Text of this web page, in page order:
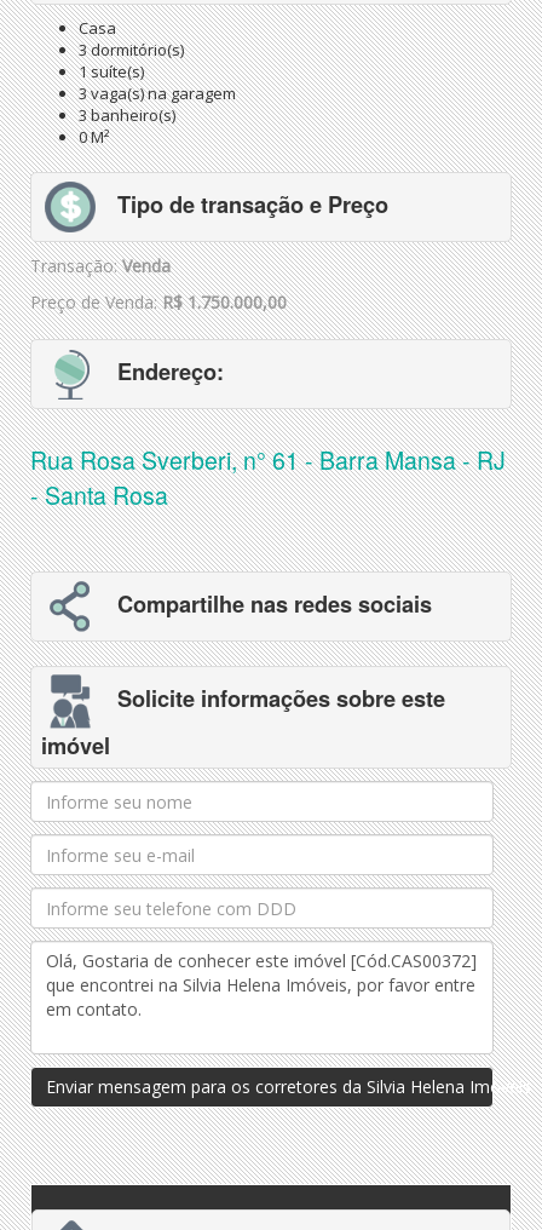
Casa
3 dormitório(s)
1 suíte(s)
3 vaga(s) na garagem
3 banheiro(s)
0 M²
Tipo de transação e Preço
Transação:Venda
Preço de Venda:R$ 1.750.000,00
Endereço:
Rua Rosa Sverberi, n° 61 - Barra Mansa - RJ
- Santa Rosa
Compartilhe nas redes sociais
Solicite informações sobre este
imóvel
Enviar mensagem para os corretores da Silvia Helena Imóveis